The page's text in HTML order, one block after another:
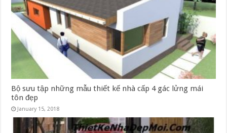
Bộ sưu tập những mẫu thiết kế nhà cấp 4 gác lửng mái
tôn đẹp
January 15, 2018